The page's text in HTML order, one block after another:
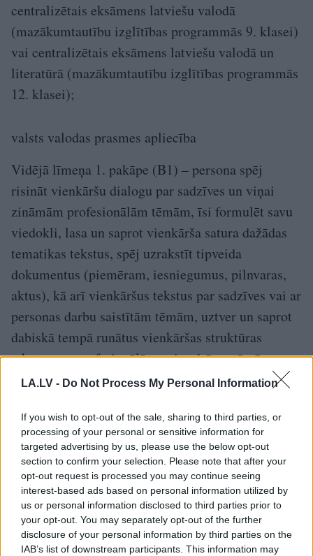
LA.LV - Do Not Process My Personal Information
If you wish to opt-out of the sale, sharing to third parties, or
processing of your personal or sensitive information for
targeted advertising by us, please use the below opt-out
section to confirm your selection. Please note that after your
opt-out request is processed you may continue seeing
interest-based ads based on personal information utilized by
us or personal information disclosed to third parties prior to
your opt-out. You may separately opt-out of the further
disclosure of your personal information by third parties on the
IAB’s list of downstream participants. This information may
centralizētais eksāmens latviešu valodā
(mazākumtautību izglītības programmās 9. klasei)
vai centralizētais eksāmens latviešu valodā un
literatūrā (mazākumtautību izglītības programmās
12. klasei);
valsts valodas prasmes apliecība
Vidējā līmeņa 1. pakāpe (B1) – persona spēj
risināt vienkāršu dialogu par sadzīves un viņai
zināmām profesionālām tēmām, īsi formulēt savu
viedokli, lasa un saprot vienkārša satura dažādas
tematikas tekstus, spēj uzrakstīt tipveida
dokumentus (piemēram, iesniegumus, pilnvaras,
aktus), kā arī vienkāršus tek­stus par sadzīves vai ar
personas darbu saistītām tēmām, uztver un saprot
dabiskā tempā runātus vienkāršas struktūras
tekstus par profesionālām vai sadzīves tēmām.
taksists taksometra vadītājs taksometrs
LA.LV Google ziņās Pievienot
SAISTĪTIE RAKSTI